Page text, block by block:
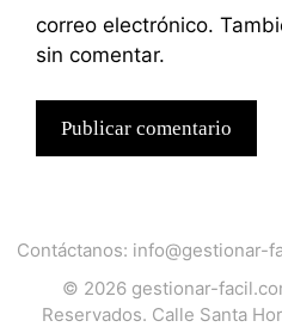
correo electrónico.
sin comentar.
Contáctanos: info@gestionar-
© 2026 gestionar-
Reservados. Calle Santa